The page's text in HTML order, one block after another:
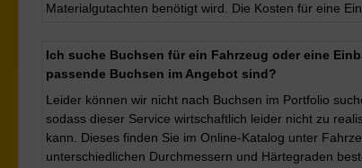
Materialgutachten benötigt wird. Die Kosten für eine
Ich suche Buchsen für ein Fahrzeug oder eine
passende Buchsen im Angebot sind?
Leider können wir nicht nach Buchsen im Portfolio
sodass dieser Service wirtschaftlich leider nicht zu
kann. Dieses finden Sie im Online-Katalog unter
unterschiedlichen Durchmessern und Härtegraden